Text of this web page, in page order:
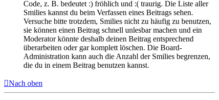
Code, z. B. bedeutet :) fröhlich und :( traurig. Die Liste aller
Smilies kannst du beim Verfassen eines Beitrags sehen.
Versuche bitte trotzdem, Smilies nicht zu häufig zu benutzen,
sie können einen Beitrag schnell unlesbar machen und ein
Moderator könnte deshalb deinen Beitrag entsprechend
überarbeiten oder gar komplett löschen. Die Board-
Administration kann auch die Anzahl der Smilies begrenzen,
die du in einem Beitrag benutzen kannst.
Nach oben